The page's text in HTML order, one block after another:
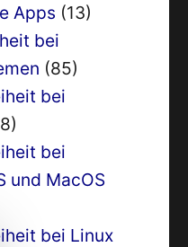
Apps (13)
bei
(85)
bei
bei
und MacOS
bei Linux